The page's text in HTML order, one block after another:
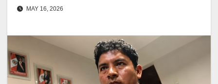
MAY 16, 2026